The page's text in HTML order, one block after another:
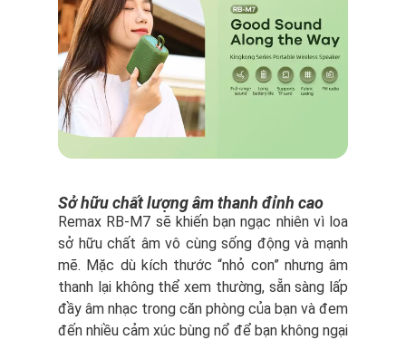
Sở hữu chất lượng âm thanh đỉnh cao
Remax RB-M7 sẽ khiến bạn ngạc nhiên vì loa
sở hữu chất âm vô cùng sống động và mạnh
mẽ. Mặc dù kích thước “nhỏ con” nhưng âm
thanh lại không thể xem thường, sẵn sàng lấp
đầy âm nhạc trong căn phòng của bạn và đem
đến nhiều cảm xúc bùng nổ để bạn không ngại